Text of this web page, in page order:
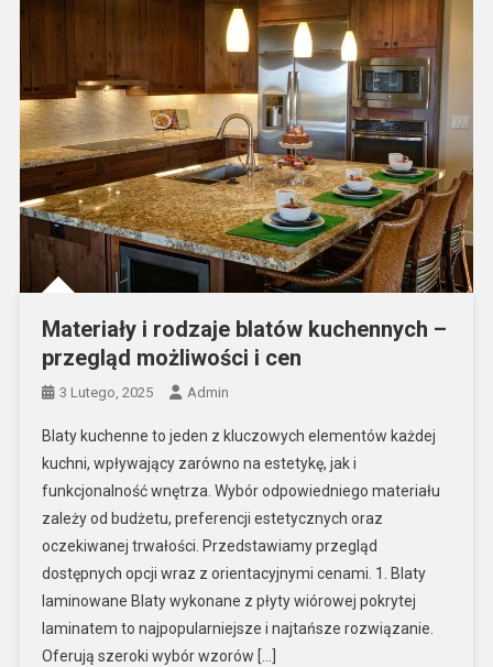
Materiały i rodzaje blatów kuchennych –
przegląd możliwości i cen
3 Lutego, 2025 Admin
Blaty kuchenne to jeden z kluczowych elementów każdej
kuchni, wpływający zarówno na estetykę, jak i
funkcjonalność wnętrza. Wybór odpowiedniego materiału
zależy od budżetu, preferencji estetycznych oraz
oczekiwanej trwałości. Przedstawiamy przegląd
dostępnych opcji wraz z orientacyjnymi cenami. 1. Blaty
laminowane Blaty wykonane z płyty wiórowej pokrytej
laminatem to najpopularniejsze i najtańsze rozwiązanie.
Oferują szeroki wybór wzorów […]